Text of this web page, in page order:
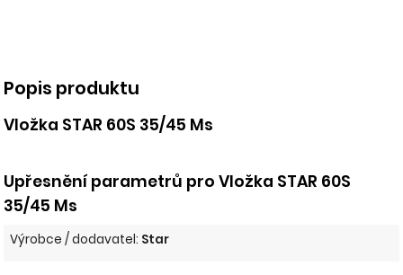
Popis produktu
Vložka STAR 60S 35/45 Ms
Upřesnění parametrů pro Vložka STAR 60S
35/45 Ms
Výrobce / dodavatel: Star